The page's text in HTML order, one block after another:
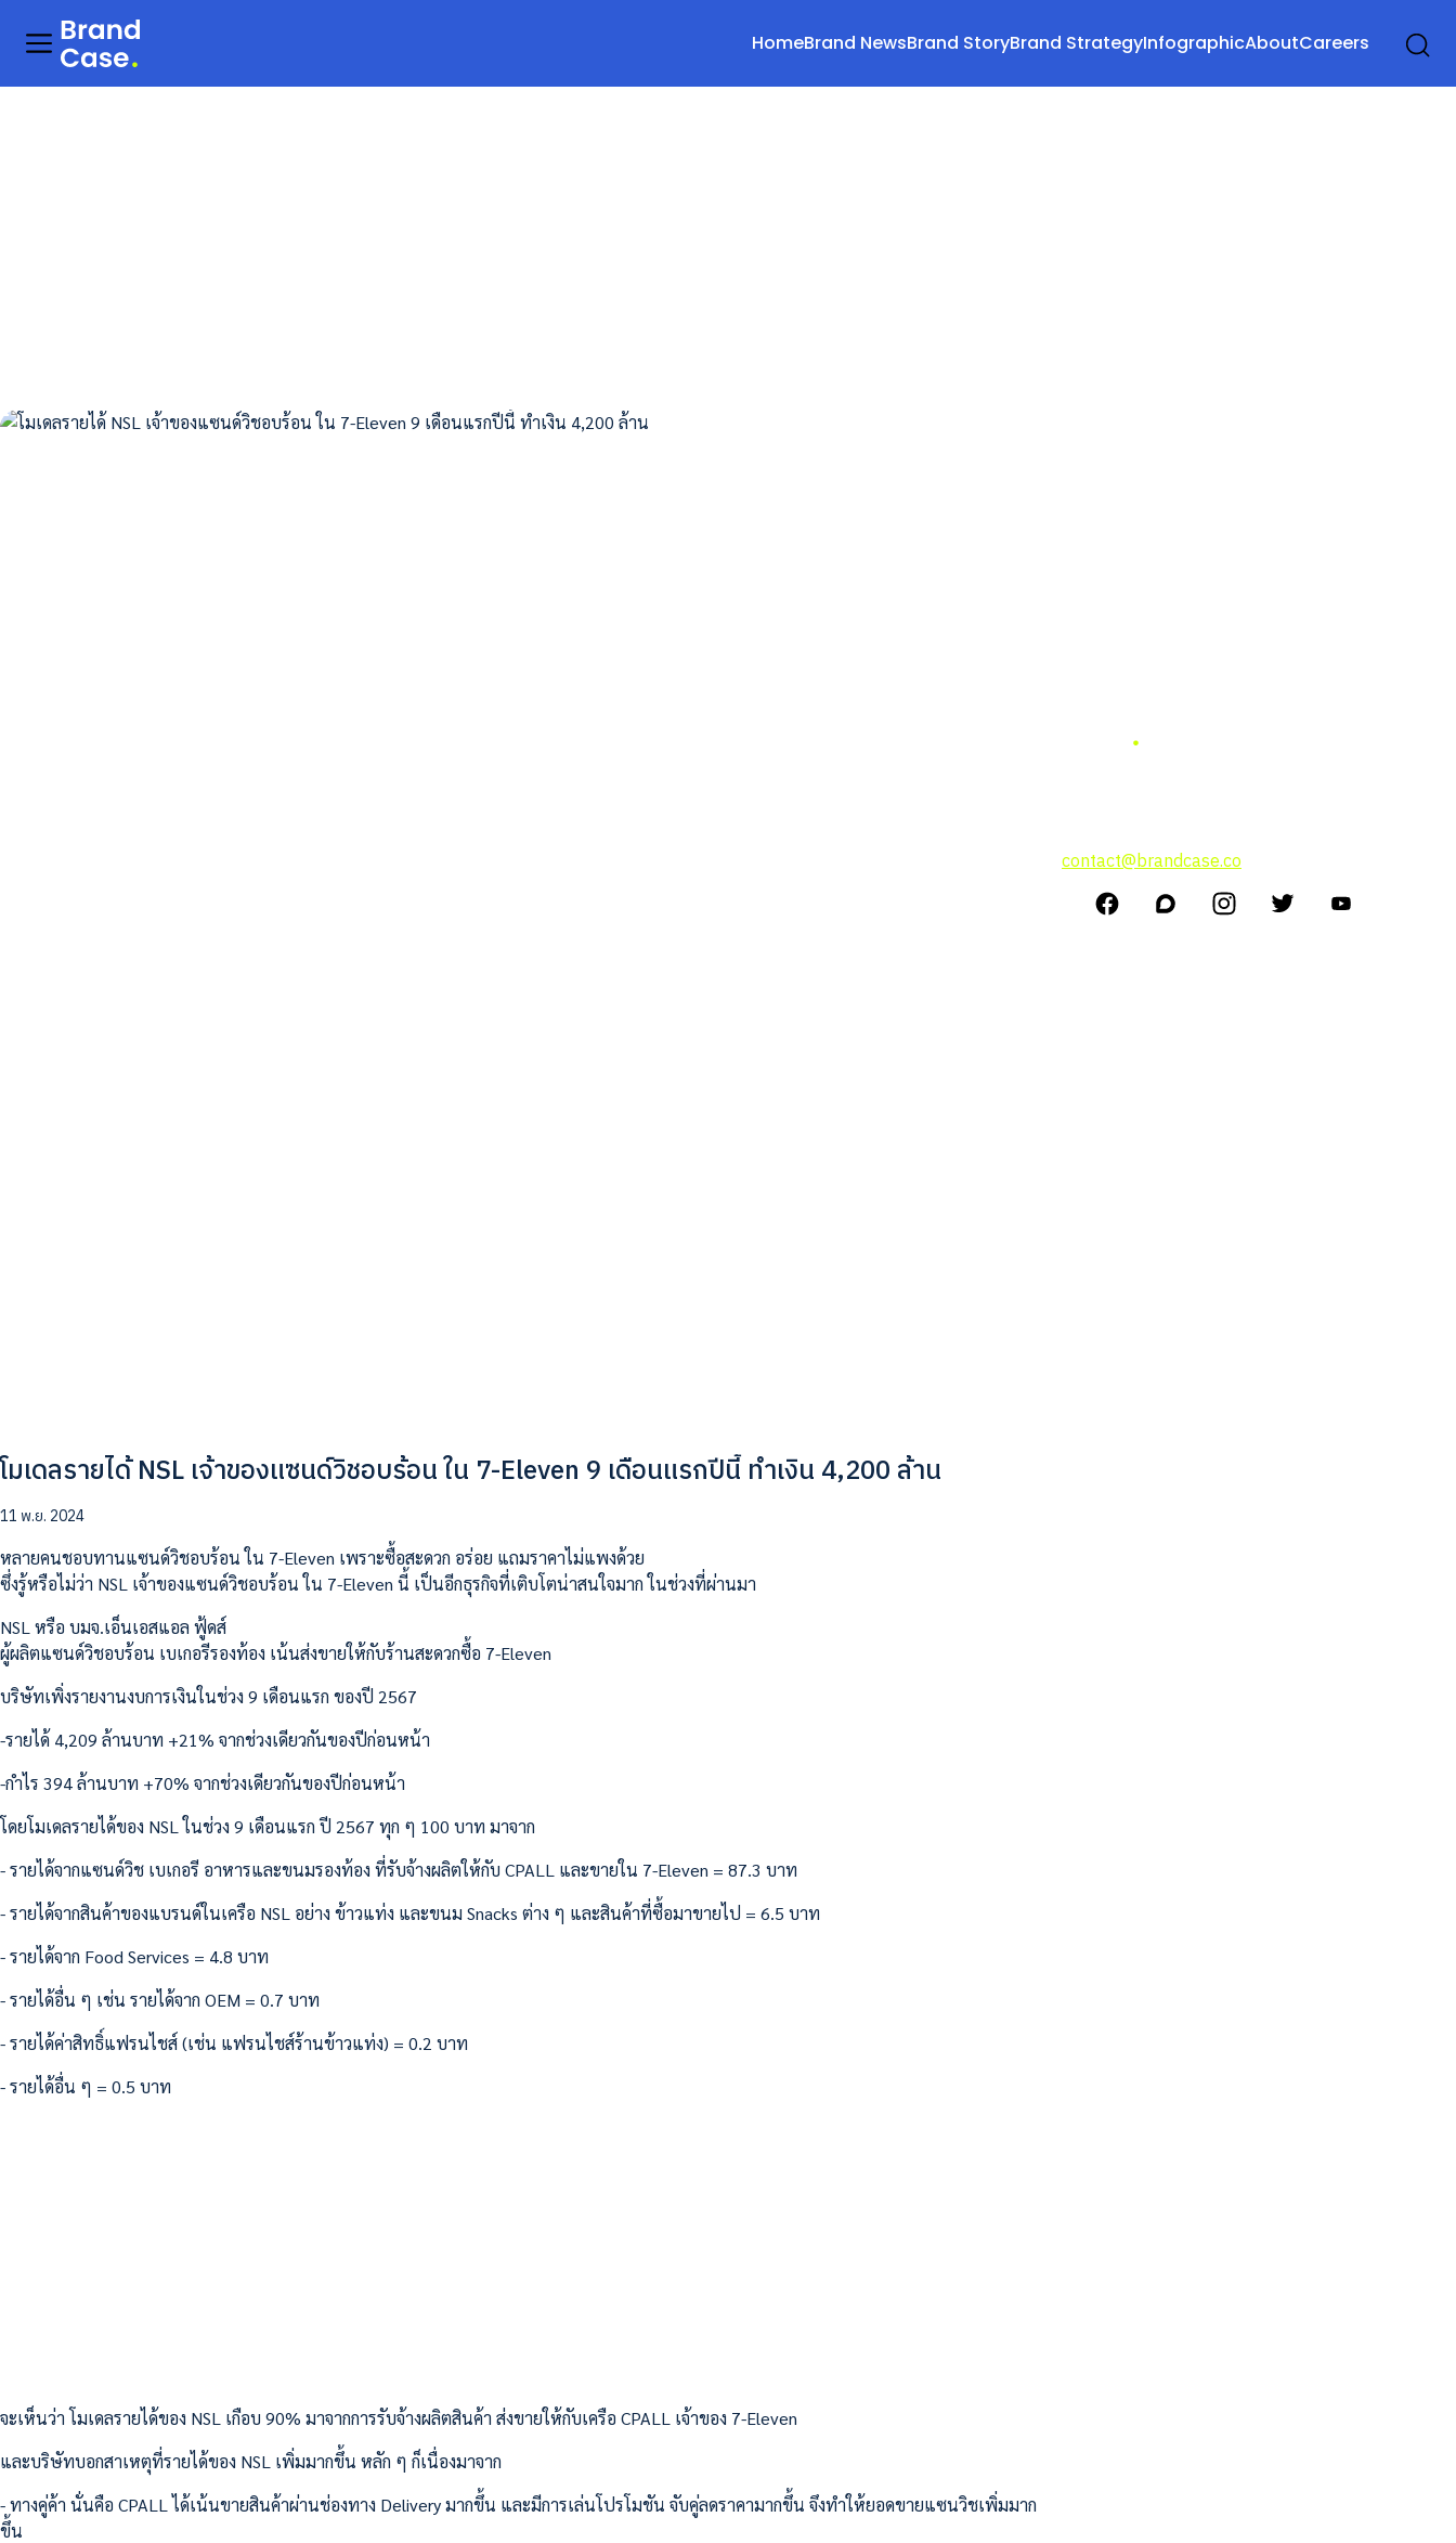
โมเดลรายได้ NSL เจ้าของแซนด์วิชอบร้อน ใน 7-Eleven 9 เดือนแรกปีนี้ ทำเงิน 4,200 ล้าน
11 พ.ย. 2024
หลายคนชอบทานแซนด์วิชอบร้อน ใน 7-Eleven เพราะซื้อสะดวก อร่อย แถมราคาไม่แพงด้วย
ซึ่งรู้หรือไม่ว่า NSL เจ้าของแซนด์วิชอบร้อน ใน 7-Eleven นี้ เป็นอีกธุรกิจที่เติบโตน่าสนใจมาก ในช่วงที่ผ่านมา
NSL หรือ บมจ.เอ็นเอสแอล ฟู้ดส์
ผู้ผลิตแซนด์วิชอบร้อน เบเกอรีรองท้อง เน้นส่งขายให้กับร้านสะดวกซื้อ 7-Eleven
บริษัทเพิ่งรายงานงบการเงินในช่วง 9 เดือนแรก ของปี 2567
-รายได้ 4,209 ล้านบาท +21% จากช่วงเดียวกันของปีก่อนหน้า
-กำไร 394 ล้านบาท +70% จากช่วงเดียวกันของปีก่อนหน้า
โดยโมเดลรายได้ของ NSL ในช่วง 9 เดือนแรก ปี 2567 ทุก ๆ 100 บาท มาจาก
- รายได้จากแซนด์วิช เบเกอรี อาหารและขนมรองท้อง ที่รับจ้างผลิตให้กับ CPALL และขายใน 7-Eleven = 87.3 บาท
- รายได้จากสินค้าของแบรนด์ในเครือ NSL อย่าง ข้าวแท่ง และขนม Snacks ต่าง ๆ และสินค้าที่ซื้อมาขายไป = 6.5 บาท
- รายได้จาก Food Services = 4.8 บาท
- รายได้อื่น ๆ เช่น รายได้จาก OEM = 0.7 บาท
- รายได้ค่าสิทธิ์แฟรนไชส์ (เช่น แฟรนไชส์ร้านข้าวแท่ง) = 0.2 บาท
- รายได้อื่น ๆ = 0.5 บาท
จะเห็นว่า โมเดลรายได้ของ NSL เกือบ 90% มาจากการรับจ้างผลิตสินค้า ส่งขายให้กับเครือ CPALL เจ้าของ 7-Eleven
และบริษัทบอกสาเหตุที่รายได้ของ NSL เพิ่มมากขึ้น หลัก ๆ ก็เนื่องมาจาก
- ทางคู่ค้า นั่นคือ CPALL ได้เน้นขายสินค้าผ่านช่องทาง Delivery มากขึ้น และมีการเล่นโปรโมชัน จับคู่ลดราคามากขึ้น จึงทำให้ยอดขายแซนวิชเพิ่มมาก
ขึ้น
contact@brandcase.co
HomeBrand NewsBrand StoryBrand StrategyInfographicAboutCareers